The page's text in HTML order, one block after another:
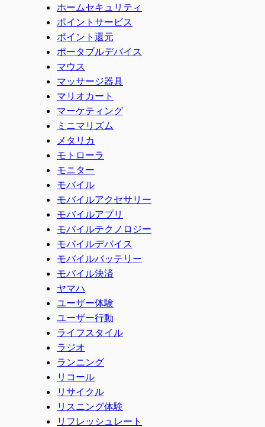
ホームセキュリティ
ポイントサービス
ポイント還元
ポータブルデバイス
マウス
マッサージ器具
マリオカート
マーケティング
ミニマリズム
メタリカ
モトローラ
モニター
モバイル
モバイルアクセサリー
モバイルアプリ
モバイルテクノロジー
モバイルデバイス
モバイルバッテリー
モバイル決済
ヤマハ
ユーザー体験
ユーザー行動
ライフスタイル
ラジオ
ランニング
リコール
リサイクル
リスニング体験
リフレッシュレート